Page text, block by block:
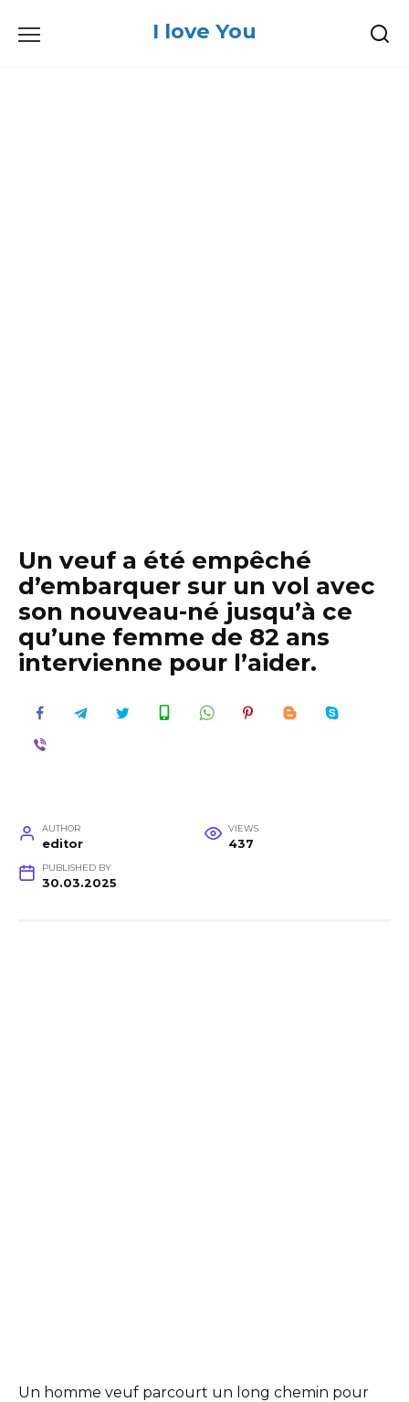
I love You
Un veuf a été empêché
d’embarquer sur un vol avec
son nouveau-né jusqu’à ce
qu’une femme de 82 ans
intervienne pour l’aider.
AUTHOR
editor
VIEWS
437
PUBLISHED BY
30.03.2025
Un homme veuf parcourt un long chemin pour